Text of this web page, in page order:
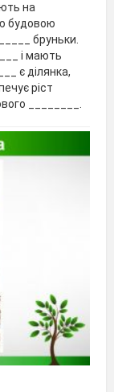
на
будовою
бруньки.
і мають
є ділянка,
ріст
________.